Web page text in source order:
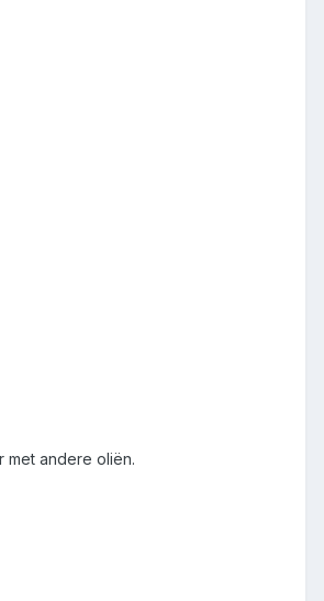
met andere oliën.